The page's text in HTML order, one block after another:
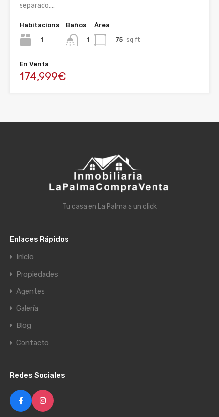
separado,…
Habitacións
1
Baños
1
Área
75 sq ft
En Venta
174,999€
Tu casa en La Palma a un click
Enlaces Rápidos
Inicio
Propiedades
Agentes
Galería
Blog
Contacto
Redes Sociales